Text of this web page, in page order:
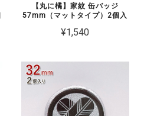
【丸に橘】家紋 缶バッジ
57mm（マットタイプ）2個入
¥1,540